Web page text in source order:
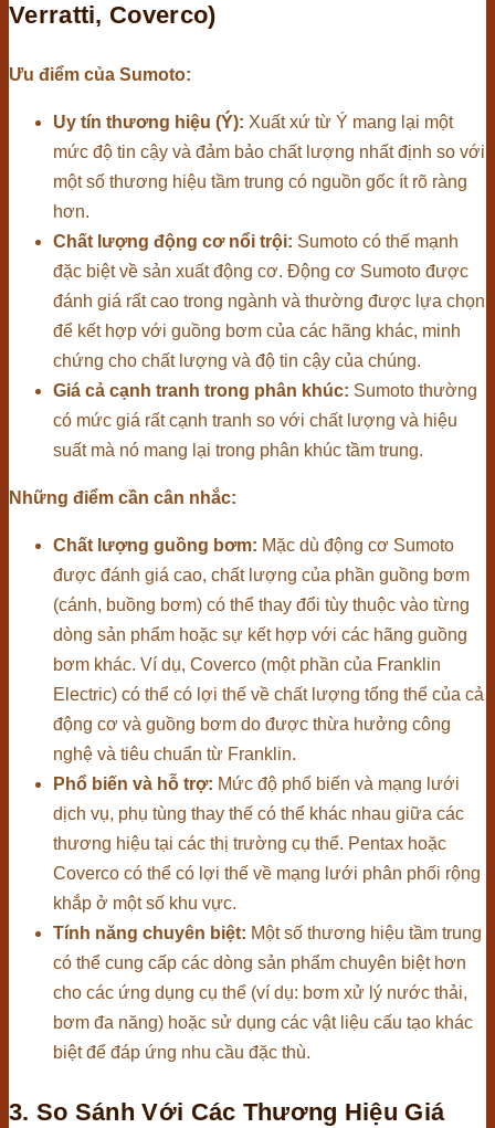
Verratti, Coverco)
Ưu điểm của Sumoto:
Uy tín thương hiệu (Ý): Xuất xứ từ Ý mang lại một
mức độ tin cậy và đảm bảo chất lượng nhất định so với
một số thương hiệu tầm trung có nguồn gốc ít rõ ràng
hơn.
Chất lượng động cơ nổi trội: Sumoto có thế mạnh
đặc biệt về sản xuất động cơ. Động cơ Sumoto được
đánh giá rất cao trong ngành và thường được lựa chọn
để kết hợp với guồng bơm của các hãng khác, minh
chứng cho chất lượng và độ tin cậy của chúng.
Giá cả cạnh tranh trong phân khúc: Sumoto thường
có mức giá rất cạnh tranh so với chất lượng và hiệu
suất mà nó mang lại trong phân khúc tầm trung.
Những điểm cần cân nhắc:
Chất lượng guồng bơm: Mặc dù động cơ Sumoto
được đánh giá cao, chất lượng của phần guồng bơm
(cánh, buồng bơm) có thể thay đổi tùy thuộc vào từng
dòng sản phẩm hoặc sự kết hợp với các hãng guồng
bơm khác. Ví dụ, Coverco (một phần của Franklin
Electric) có thể có lợi thế về chất lượng tổng thể của cả
động cơ và guồng bơm do được thừa hưởng công
nghệ và tiêu chuẩn từ Franklin.
Phổ biến và hỗ trợ: Mức độ phổ biến và mạng lưới
dịch vụ, phụ tùng thay thế có thể khác nhau giữa các
thương hiệu tại các thị trường cụ thể. Pentax hoặc
Coverco có thể có lợi thế về mạng lưới phân phối rộng
khắp ở một số khu vực.
Tính năng chuyên biệt: Một số thương hiệu tầm trung
có thể cung cấp các dòng sản phẩm chuyên biệt hơn
cho các ứng dụng cụ thể (ví dụ: bơm xử lý nước thải,
bơm đa năng) hoặc sử dụng các vật liệu cấu tạo khác
biệt để đáp ứng nhu cầu đặc thù.
3. So Sánh Với Các Thương Hiệu Giá